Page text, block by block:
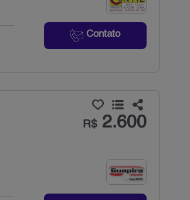
Contato
R$2.600